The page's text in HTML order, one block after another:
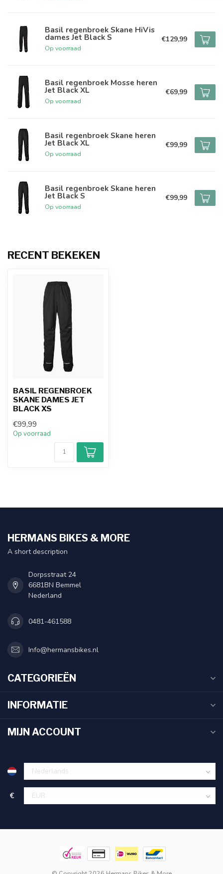
Basil regenbroek Skane HiVis
dames Jet Black S
Op voorraad
€129,99
Basil regenbroek Mosse heren
Jet Black XL
Op voorraad
€69,99
Basil regenbroek Skane heren
Jet Black XL
Op voorraad
€99,99
Basil regenbroek Skane heren
Jet Black S
Op voorraad
€99,99
RECENT BEKEKEN
BASIL REGENBROEK
SKANE DAMES JET
BLACK XS
€99,99
Op voorraad
HERMANS BIKES & MORE
A short description
Dorpsstraat 24
6681BN Bemmel
Nederland
0481-461588
Info@hermansbikes.nl
CATEGORIEËN
INFORMATIE
MIJN ACCOUNT
€